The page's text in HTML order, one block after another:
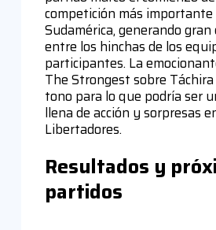
competición más
Sudamérica, generando
entre los hinchas de los
participantes. La
The Strongest sobre
tono para lo que podría ser
llena de acción y sorpresas
Libertadores.
Resultados y
partidos